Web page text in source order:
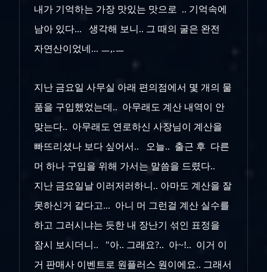
내가 기억하는 가장 맛있는 맛으로 .. 기억속에
남아 있다... 생각해 보니.. 그 때의 굴은 완전
자연산이었네... ㅡ,.ㅡ
지난 금요일 사무실 아래 편의점에서 몇 개의 물
품을 구입했었는데.. 아무래도 계산 내역이 안
맞는다.. 아무래도 연로하신 사장님이 계산을
빠뜨리셨나 보다 싶어서.. 오늘.. 출근 후 다른
머 하나 구입을 위해 가서는 말씀을 드렸다..
지난 금요일날 이러저러하니.. 아마도 계산을 잘
못하신거 같다고... 아니 머 그런걸 계산 실수를
하고 그러시냐는 듯한 내 장난기 섞인 표정을
잠시 보시더니.. "아.. 그래요?.. 아~!.. 이거 이
거 판매사 이벤트로 원플러스 원이에요.. 그래서